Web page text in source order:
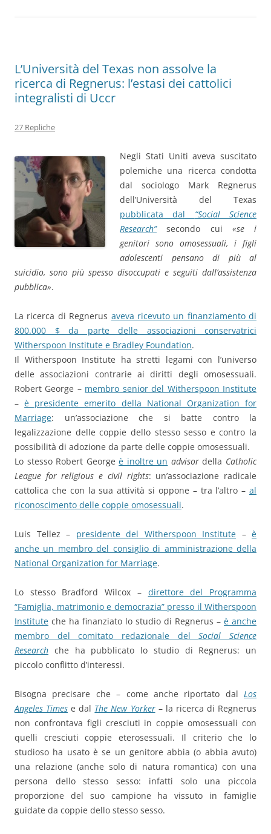
L’Università del Texas non assolve la
ricerca di Regnerus: l’estasi dei cattolici
integralisti di Uccr
27 Repliche
Negli Stati Uniti aveva suscitato
polemiche una ricerca condotta
dal sociologo Mark Regnerus
dell’Università del Texas
pubblicata dal “Social Science
Research”secondo cui «se i
genitori sono omosessuali, i figli
adolescenti pensano di più al
suicidio, sono più spesso disoccupati e seguiti dall’assistenza
pubblica».
La ricerca di Regnerus aveva ricevuto un finanziamento di
800.000 $ da parte delle associazioni conservatrici
Witherspoon Institute e Bradley Foundation.
Il Witherspoon Institute ha stretti legami con l’universo
delle associazioni contrarie ai diritti degli omosessuali.
Robert George – membro senior del Witherspoon Institute
–è presidente emerito della National Organization for
Marriage: un’associazione che si batte contro la
legalizzazione delle coppie dello stesso sesso e contro la
possibilità di adozione da parte delle coppie omosessuali.
Lo stesso Robert Georgeè inoltre un advisordella Catholic
League for religious e civil rights: un’associazione radicale
cattolica che con la sua attività si oppone – tra l’altro – al
riconoscimento delle coppie omosessuali.
Luis Tellez – presidente del Witherspoon Institute – è
anche un membro del consiglio di amministrazione della
National Organization for Marriage.
Lo stesso Bradford Wilcox – direttore del Programma
“Famiglia, matrimonio e democrazia” presso il Witherspoon
Institute che ha finanziato lo studio di Regnerus – è anche
membro del comitato redazionale delSocial Science
Research che ha pubblicato lo studio di Regnerus: un
piccolo conflitto d’interessi.
Bisogna precisare che – come anche riportato dal Los
Angeles Times e dal The New Yorker– la ricerca di Regnerus
non confrontava figli cresciuti in coppie omosessuali con
quelli cresciuti coppie eterosessuali. Il criterio che lo
studioso ha usato è se un genitore abbia (o abbia avuto)
una relazione (anche solo di natura romantica) con una
persona dello stesso sesso: infatti solo una piccola
proporzione del suo campione ha vissuto in famiglie
guidate da coppie dello stesso sesso.